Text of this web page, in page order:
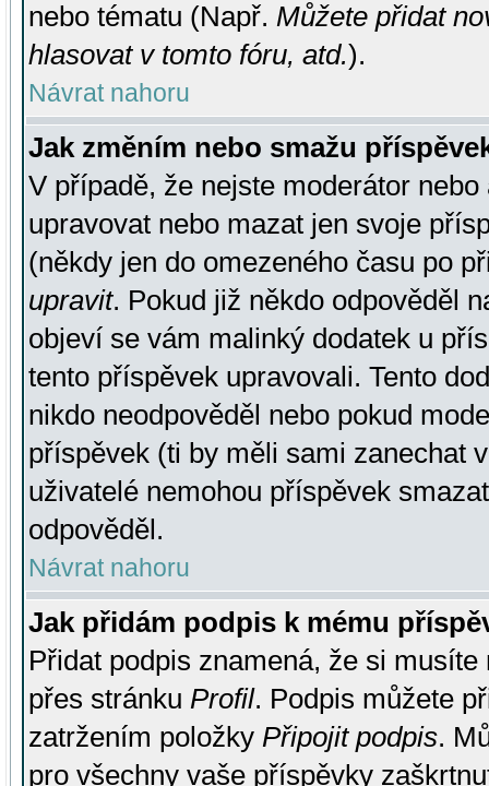
nebo tématu (Např. Můžete přidat
hlasovat v tomto fóru, atd.).
Návrat nahoru
Jak změním nebo smažu
V případě, že nejste moderátor
upravovat nebo mazat jen svoje
(někdy jen do omezeného času po
upravit. Pokud již někdo odpověděl
objeví se vám malinký dodatek u
tento příspěvek upravovali. Tento
nikdo neodpověděl nebo pokud
příspěvek (ti by měli sami zanechat
uživatelé nemohou příspěvek
odpověděl.
Návrat nahoru
Jak přidám podpis k mému
Přidat podpis znamená, že si
přes stránku Profil. Podpis můžete
zatržením položky Připojit podpis.
pro všechny vaše příspěvky